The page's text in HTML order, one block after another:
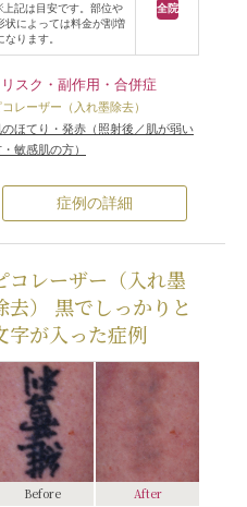
記は目安です。部位や
状によっては料金が割増
なります。
全院
リスク・副作用・合併症
コレーザー（入れ墨除去）
のほてり・発赤（照射後／肌が弱い
敏感肌の方）
症例の詳細
コレーザー（入れ墨
去） 黒でしっかりと
字が入った症例
Before After